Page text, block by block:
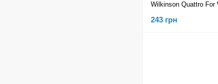
Wilkinson Quattro For
243 грн